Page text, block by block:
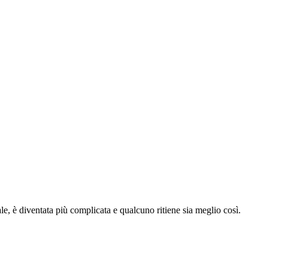
è diventata più complicata e qualcuno ritiene sia meglio così.